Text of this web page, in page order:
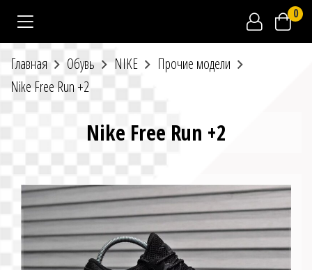
0
Главная Обувь NIKE
Прочие модели
Nike Free Run +2
Nike Free Run +2